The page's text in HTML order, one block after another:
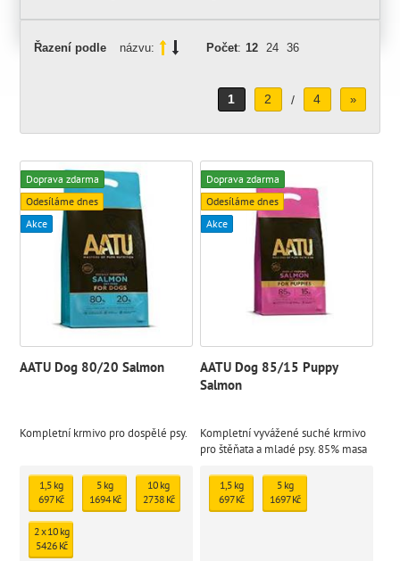
Řazení podle názvu: Počet: 12 24 36
1 2 / 4 »
Doprava zdarma
Odesíláme dnes
Akce
AATU Dog 80/20 Salmon
Kompletní krmivo pro dospělé psy.
1,5 kg
697 Kč
5 kg
1694 Kč
10 kg
2738 Kč
2 x 10 kg
5426 Kč
Doprava zdarma
Odesíláme dnes
Akce
AATU Dog 85/15 Puppy
Salmon
Kompletní vyvážené suché krmivo
pro štěňata a mladé psy. 85% masa
bylinek a rostlinných výtažků, 0%
obilovin, brambor a lepku
1,5 kg
697 Kč
5 kg
1697 Kč